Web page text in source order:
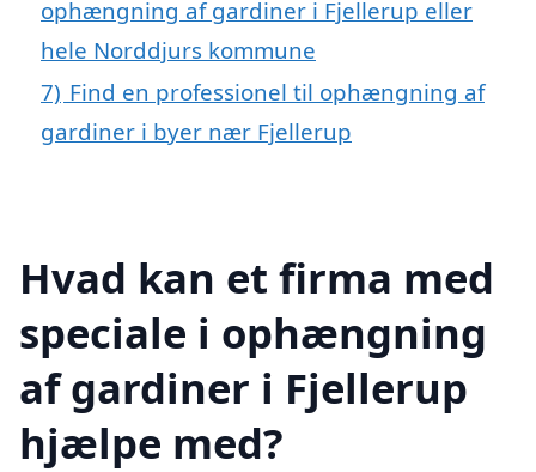
ophængning af gardiner i Fjellerup eller
hele Norddjurs kommune
7) Find en professionel til ophængning af
gardiner i byer nær Fjellerup
Hvad kan et firma med
speciale i ophængning
af gardiner i Fjellerup
hjælpe med?